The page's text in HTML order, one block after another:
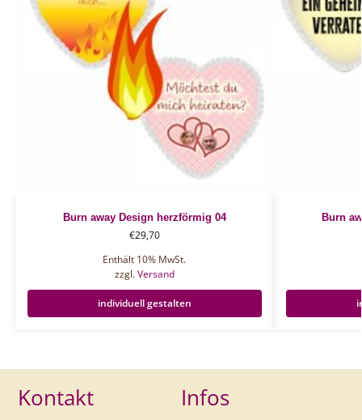
Burn away Design herzförmig 04
€29,70
Enthält 10% MwSt.
zzgl.Versand
individuell gestalten
Burn
Kontakt Infos